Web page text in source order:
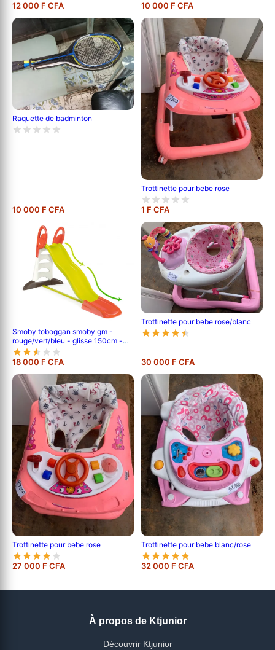
12 000 F CFA 10 000 F CFA
Raquette de badminton
10 000 F CFA
Trottinette pour bebe rose
1 F CFA
Smoby toboggan smoby gm -
rouge/vert/bleu - glisse 150cm -
adapté aux enfants de 2 ans
18 000 F CFA
Trottinette pour bebe rose/blanc
30 000 F CFA
Trottinette pour bebe rose
27 000 F CFA
Trottinette pour bebe blanc/rose
32 000 F CFA
À propos de Ktjunior
Découvrir Ktjunior